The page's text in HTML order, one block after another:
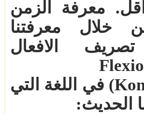
معرفة الزمن
خلال معرفتنا
تصريف الافعال
) في اللغة التي
الحديث: